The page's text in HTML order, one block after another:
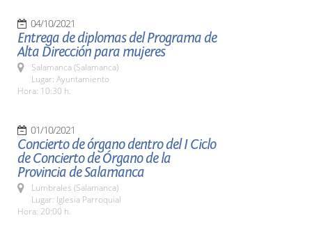
04/10/2021
Entrega de diplomas del Programa de
Alta Dirección para mujeres
Salamanca (Salamanca)
Lugar: Ayuntamiento
Hora: 10:30 h.
01/10/2021
Concierto de órgano dentro del I Ciclo
de Concierto de Órgano de la
Provincia de Salamanca
Lumbrales (Salamanca)
Lugar: Iglesia Parroquial
Hora: 20:00 h.